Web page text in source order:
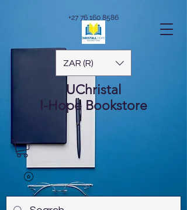
ZAR (R)
UChristal
I-Hope Bookstore
+27 76 160 8586